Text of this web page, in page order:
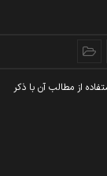
از مطالب آن با ذکر